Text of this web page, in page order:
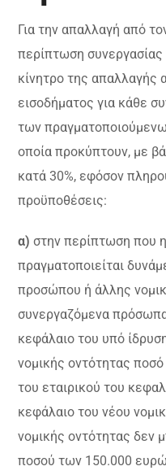
Για την απαλλαγή από
περίπτωση
κίνητρο της απαλλαγής
εισοδήματος για κάθε
των
οποία προκύπτουν, με
κατά 30%, εφόσον
προϋποθέσεις:
α) στην περίπτωση που
πραγματοποιείται
προσώπου ή άλλης
συνεργαζόμενα
κεφάλαιο του υπό
νομικής οντότητας
του εταιρικού του
κεφάλαιο του νέου
νομικής οντότητας δεν
ποσού των 150.000